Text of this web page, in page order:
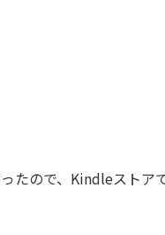
たので、Kindleストア